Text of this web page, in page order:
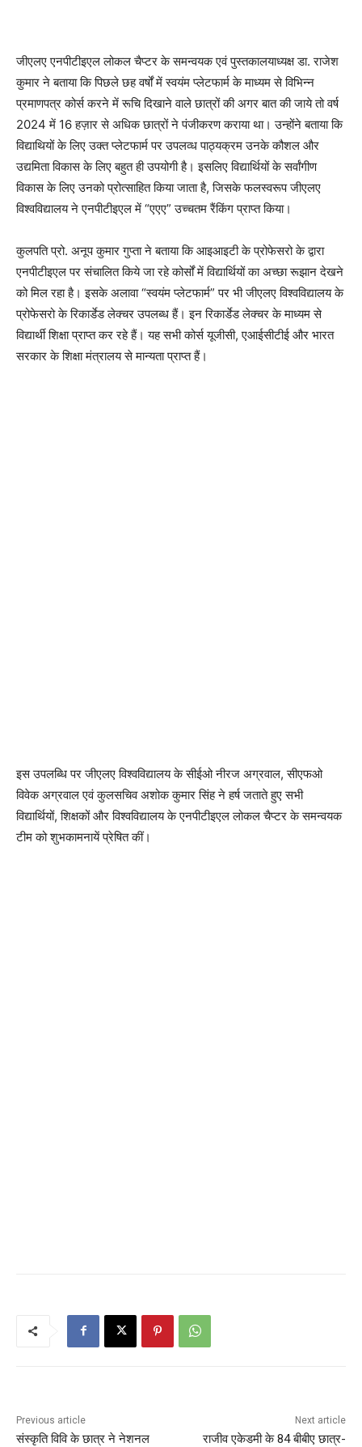
जीएलए एनपीटीइएल लोकल चैप्टर के समन्वयक एवं पुस्तकालयाध्यक्ष डा. राजेश
कुमार ने बताया कि पिछले छह वर्षों में स्वयंम प्लेटफार्म के माध्यम से विभिन्न
प्रमाणपत्र कोर्स करने में रूचि दिखाने वाले छात्रों की अगर बात की जाये तो वर्ष
2024 में 16 हज़ार से अधिक छात्रों ने पंजीकरण कराया था। उन्होंने बताया कि
विद्याथियों के लिए उक्त प्लेटफार्म पर उपलव्ध पाठ्यक्रम उनके कौशल और
उद्यमिता विकास के लिए बहुत ही उपयोगी है। इसलिए विद्यार्थियों के सर्वांगीण
विकास के लिए उनको प्रोत्साहित किया जाता है, जिसके फलस्वरूप जीएलए
विश्वविद्यालय ने एनपीटीइएल में “एएए” उच्चतम रैंकिंग प्राप्त किया।
कुलपति प्रो. अनूप कुमार गुप्ता ने बताया कि आइआइटी के प्रोफेसरो के द्वारा
एनपीटीइएल पर संचालित किये जा रहे कोर्सों में विद्यार्थियों का अच्छा रूझान देखने
को मिल रहा है। इसके अलावा “स्वयंम प्लेटफार्म” पर भी जीएलए विश्वविद्यालय के
प्रोफेसरो के रिकार्डेड लेक्चर उपलब्ध हैं। इन रिकार्डेड लेक्चर के माध्यम से
विद्यार्थी शिक्षा प्राप्त कर रहे हैं। यह सभी कोर्स यूजीसी, एआईसीटीई और भारत
सरकार के शिक्षा मंत्रालय से मान्यता प्राप्त हैं।
इस उपलब्धि पर जीएलए विश्वविद्यालय के सीईओ नीरज अग्रवाल, सीएफओ
विवेक अग्रवाल एवं कुलसचिव अशोक कुमार सिंह ने हर्ष जताते हुए सभी
विद्यार्थियों, शिक्षकों और विश्वविद्यालय के एनपीटीइएल लोकल चैप्टर के समन्वयक
टीम को शुभकामनायें प्रेषित कीं।
Previous article
संस्कृति विवि के छात्र ने नेशनल
Next article
राजीव एकेडमी के 84 बीबीए छात्र-